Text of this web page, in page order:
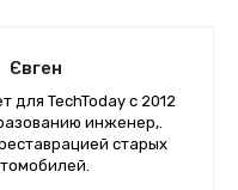
Євген
для TechToday с 2012
инженер,.
старых